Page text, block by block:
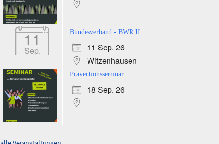
11
Sep.
Bundesverband - BWR II
11 Sep. 26
Witzenhausen
Präventionsseminar
18 Sep. 26